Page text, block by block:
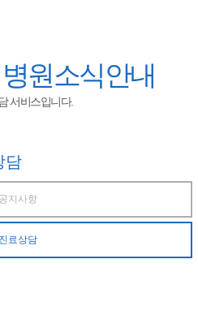
병원소식안내
서비스입니다.
담
공지사항
진료상담